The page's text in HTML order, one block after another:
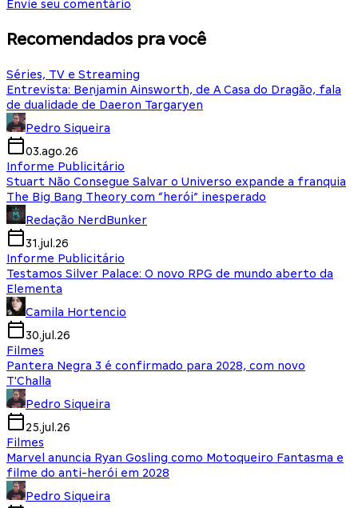
Envie seu comentário
Recomendados pra você
Séries, TV e Streaming
Entrevista: Benjamin Ainsworth, de A Casa do Dragão, fala
de dualidade de Daeron Targaryen
Pedro Siqueira
03.ago.26
Informe Publicitário
Stuart Não Consegue Salvar o Universo expande a franquia
The Big Bang Theory com “herói” inesperado
Redação NerdBunker
31.jul.26
Informe Publicitário
Testamos Silver Palace: O novo RPG de mundo aberto da
Elementa
Camila Hortencio
30.jul.26
Filmes
Pantera Negra 3 é confirmado para 2028, com novo
T'Challa
Pedro Siqueira
25.jul.26
Filmes
Marvel anuncia Ryan Gosling como Motoqueiro Fantasma e
filme do anti-herói em 2028
Pedro Siqueira